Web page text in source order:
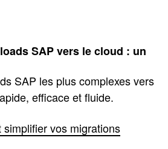
SAP vers le cloud : un
SAP les plus complexes vers
efficace et fluide.
vos migrations